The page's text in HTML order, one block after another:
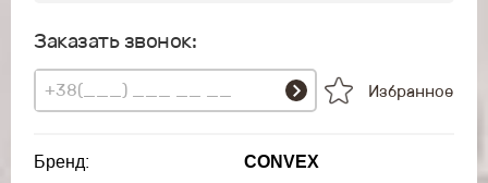
Заказать звонок:
Избранное
Бренд:
CONVEX